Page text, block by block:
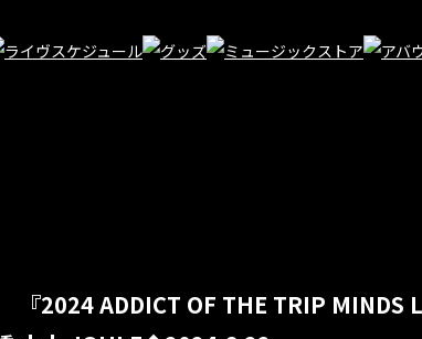
『2024 ADDICT OF THE TRIP MINDS